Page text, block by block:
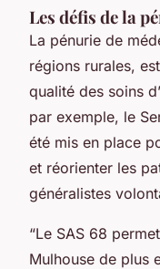
Les défis de la
La pénurie de
régions rurales,
qualité des soins
par exemple, le
été mis en place
et réorienter les
généralistes
“Le SAS 68
Mulhouse de plus